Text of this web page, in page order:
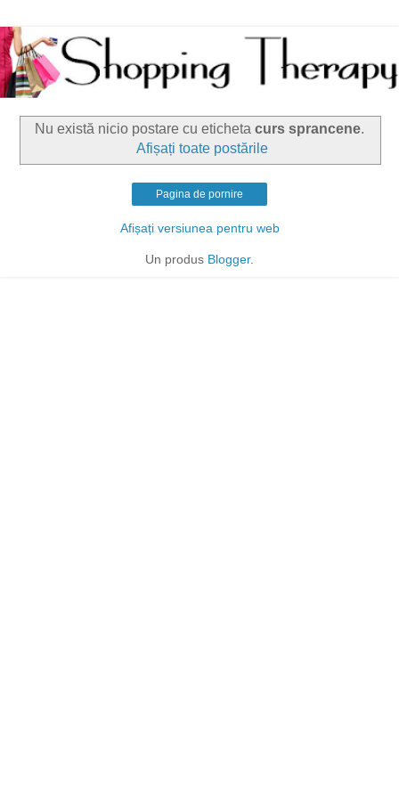
Nu există nicio postare cu eticheta curs sprancene.
Afișați toate postările
Pagina de pornire
Afișați versiunea pentru web
Un produs Blogger.